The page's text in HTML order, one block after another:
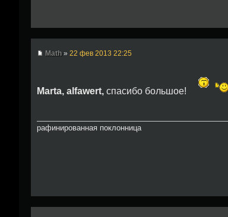
Math » 22 фев 2013 22:25
Marta, alfawert, спасибо большое!
рафинированная поклонница